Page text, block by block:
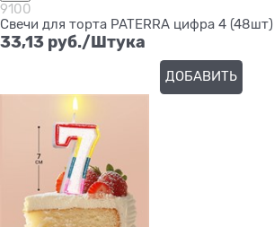
9100
Свечи для торта PATERRA цифра 4 (48шт)
33,13 руб./Штука
ДОБАВИТЬ